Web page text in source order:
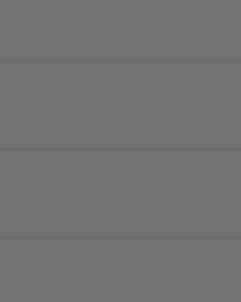
des montagnes
de levures et de